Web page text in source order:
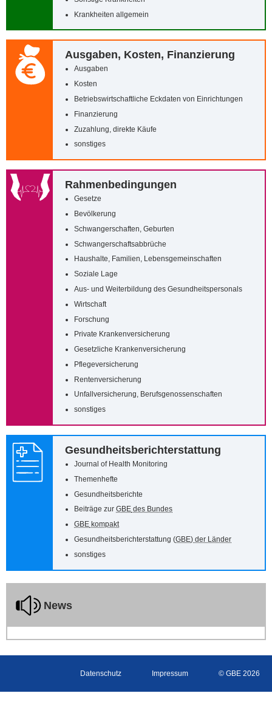
Krankheiten allgemein
Ausgaben, Kosten, Finanzierung
Ausgaben
Kosten
Betriebswirtschaftliche Eckdaten von Einrichtungen
Finanzierung
Zuzahlung, direkte Käufe
sonstiges
Rahmenbedingungen
Gesetze
Bevölkerung
Schwangerschaften, Geburten
Schwangerschaftsabbrüche
Haushalte, Familien, Lebensgemeinschaften
Soziale Lage
Aus- und Weiterbildung des Gesundheitspersonals
Wirtschaft
Forschung
Private Krankenversicherung
Gesetzliche Krankenversicherung
Pflegeversicherung
Rentenversicherung
Unfallversicherung, Berufsgenossenschaften
sonstiges
Gesundheitsberichterstattung
Journal of Health Monitoring
Themenhefte
Gesundheitsberichte
Beiträge zur GBE des Bundes
GBE kompakt
Gesundheitsberichterstattung (GBE) der Länder
sonstiges
News
Datenschutz Impressum © GBE 2026